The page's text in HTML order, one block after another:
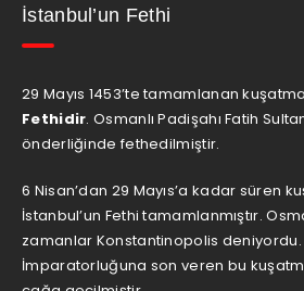
İstanbul’un Fethi
29 Mayıs 1453’te tamamlanan kuşatma
Fethidir. Osmanlı Padişahı Fatih
önderliğinde fethedilmiştir.
6 Nisan’dan 29 Mayıs’a kadar süren
İstanbul’un Fethi tamamlanmıştır.
zamanlar Konstantinopolis deniyordu.
İmparatorluğuna son veren bu